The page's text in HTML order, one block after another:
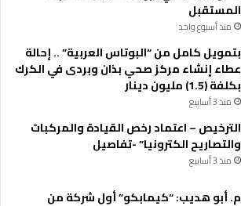
المستقبل
منذ أسبوع واحد
بتمويل كامل من “البوتاس العربية” .. إحالة
عطاء إنشاء مركز صحي بذان وبردى في الكرك
بكلفة (1.5) مليون دينار
منذ 3 أسابيع
الترخيص – اعتماد رخص القيادة والمركبات
والتصاريح الكترونيا” -تفاصيل
منذ 3 أسابيع
م. أبو هديب: “كيمابكو” أول شركة من